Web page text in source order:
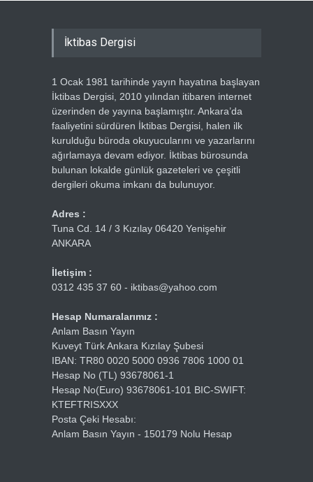
İktibas Dergisi
1 Ocak 1981 tarihinde yayın hayatına başlayan
İktibas Dergisi, 2010 yılından itibaren internet
üzerinden de yayına başlamıştır. Ankara’da
faaliyetini sürdüren İktibas Dergisi, halen ilk
kurulduğu büroda okuyucularını ve yazarlarını
ağırlamaya devam ediyor. İktibas bürosunda
bulunan lokalde günlük gazeteleri ve çeşitli
dergileri okuma imkanı da bulunuyor.
Adres :
Tuna Cd. 14 / 3 Kızılay 06420 Yenişehir
ANKARA
İletişim :
0312 435 37 60 - iktibas@yahoo.com
Hesap Numaralarımız :
Anlam Basın Yayın
Kuveyt Türk Ankara Kızılay Şubesi
IBAN: TR80 0020 5000 0936 7806 1000 01
Hesap No (TL) 93678061-1
Hesap No(Euro) 93678061-101 BIC-SWIFT:
KTEFTRISXXX
Posta Çeki Hesabı:
Anlam Basın Yayın - 150179 Nolu Hesap